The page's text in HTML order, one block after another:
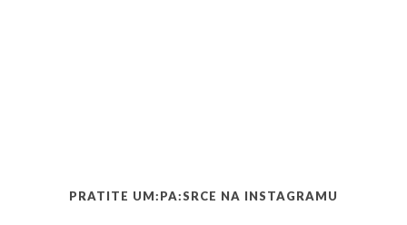
PRATITE UM:PA:SRCE NA INSTAGRAMU